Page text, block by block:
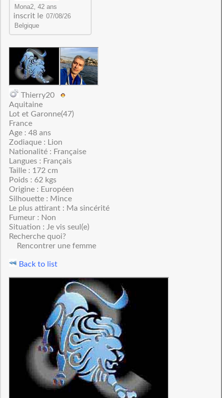
inscrit le
Thierry20
Aquitaine
Lot et Garonne(47)
France
Age : 48 ans
Zodiaque : Lion
Nationalité : Française
Langues : Français
Taille : 172 cm
Poids : 62 kgs
Origine : Européen
Silhouette : Mince
Le plus attirant : Ma sincérité
Fumeur : Non
Situation : Je vis seul(e)
Recherche quoi?
Rencontrer une femme
Back to list